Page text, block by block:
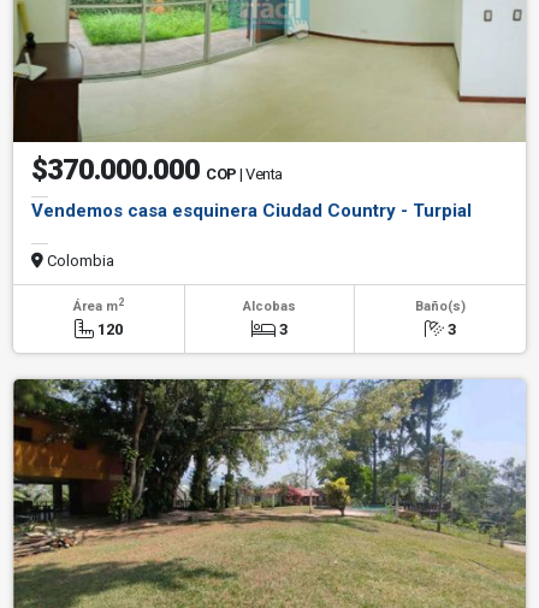
$370.000.000 COP | Venta
Vendemos casa esquinera Ciudad Country - Turpial
Colombia
Área m2
120
Alcobas
3
Baño(s)
3